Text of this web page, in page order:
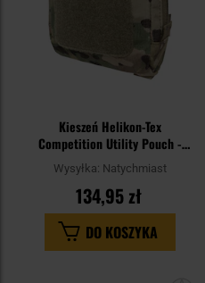
Kieszeń Helikon-Tex
Competition Utility Pouch -
MultiCam
Wysyłka: Natychmiast
134,95 zł
DO KOSZYKA